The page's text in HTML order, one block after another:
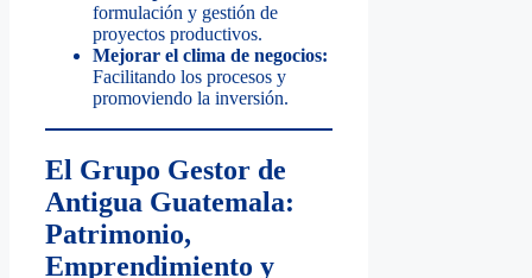
formulación y gestión de
proyectos productivos.
Mejorar el clima de negocios:
Facilitando los procesos y
promoviendo la inversión.
El Grupo Gestor de
Antigua Guatemala:
Patrimonio,
Emprendimiento y